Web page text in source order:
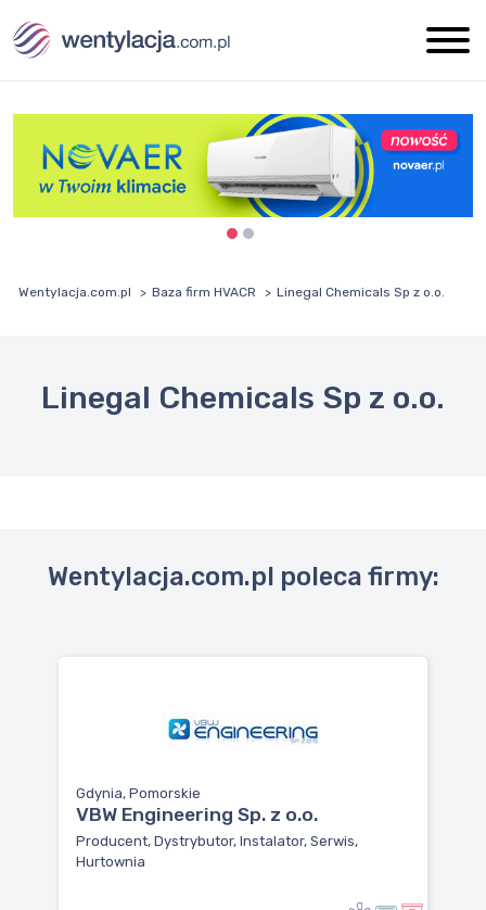
Wentylacja.com.pl Baza firm HVACR Linegal Chemicals Sp z o.o.
Linegal Chemicals Sp z o.o.
Wentylacja.com.pl poleca firmy:
Gdynia, Pomorskie
VBW Engineering Sp. z o.o.
Producent, Dystrybutor, Instalator, Serwis,
Hurtownia